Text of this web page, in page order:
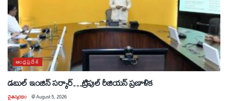
ఆంధ్రప్రదేశ్
డబుల్ ఇంజిన్ సర్కార్…ట్రిపుల్ రీజియన్ ప్రణాళిక
చైతన్యరధం @August 5, 2026